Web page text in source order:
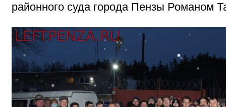
районного суда города Пензы Романом